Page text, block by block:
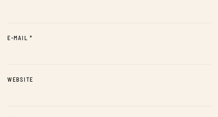
E-MAIL *
WEBSITE